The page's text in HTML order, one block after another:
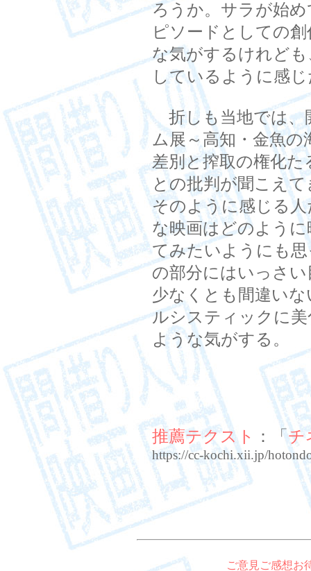
ろうか。サラが始
ピソードとしての
な気がするけれど
しているように感
折しも当地では、
ム展～高知・金魚
差別と搾取の権化
との批判が聞こえ
そのように感じる
な映画はどのよう
てみたいようにも
の部分にはいっさ
少なくとも間違い
ルシスティックに
ような気がする。
推薦テクスト ：「チ
https://cc-kochi.xii.jp/
ご意見ご感想お